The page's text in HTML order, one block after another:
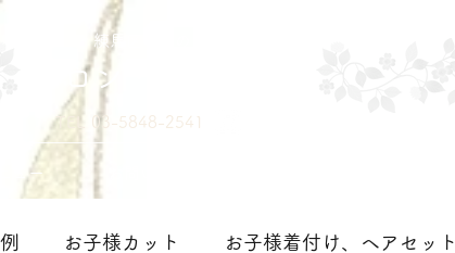
サロン・ド・メイク
練馬区中村の美容室
TEL 03-5848-2541
ュー
お子様カット お子様着付け、ヘアセット